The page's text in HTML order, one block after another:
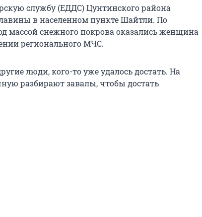
службу (ЕДДС) Цунтинского района
в населенном пункте Шайтли. По
массой снежного покрова оказались женщина
регионального МЧС.
люди, кого-то уже удалось достать. На
разбирают завалы, чтобы достать